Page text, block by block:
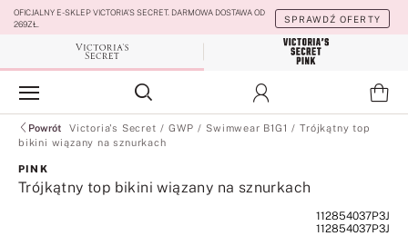
OFICJALNY E-SKLEP VICTORIA’S SECRET. DARMOWA DOSTAWA OD
269ZŁ.
SPRAWDŹ OFERTY
VSL Pink
Zaloguj się
Powrót Victoria's Secret / GWP / Swimwear B1G1 / Trójkątny top
bikini wiązany na sznurkach
PINK
Trójkątny top bikini wiązany na sznurkach
112854037P3J
112854037P3J